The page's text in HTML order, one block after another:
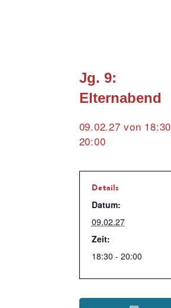
Jg. 9:
Elternabend
09.02.27 von 18:30
20:00
Details
Datum:
09.02.27
Zeit:
18:30 - 20:00